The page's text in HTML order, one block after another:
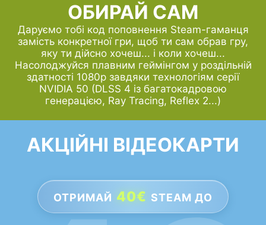
ОБИРАЙ САМ
Даруємо тобі код поповнення Steam-гаманця
замість конкретної гри, щоб ти сам обрав гру,
яку ти дійсно хочеш... і коли хочеш...
Насолоджуйся плавним геймінгом у роздільній
здатності 1080p завдяки технологіям серії
NVIDIA 50 (DLSS 4 із багатокадровою
генерацією, Ray Tracing, Reflex 2...)
АКЦІЙНІ ВІДЕОКАРТИ
ОТРИМАЙ 40€ STEAM ДО